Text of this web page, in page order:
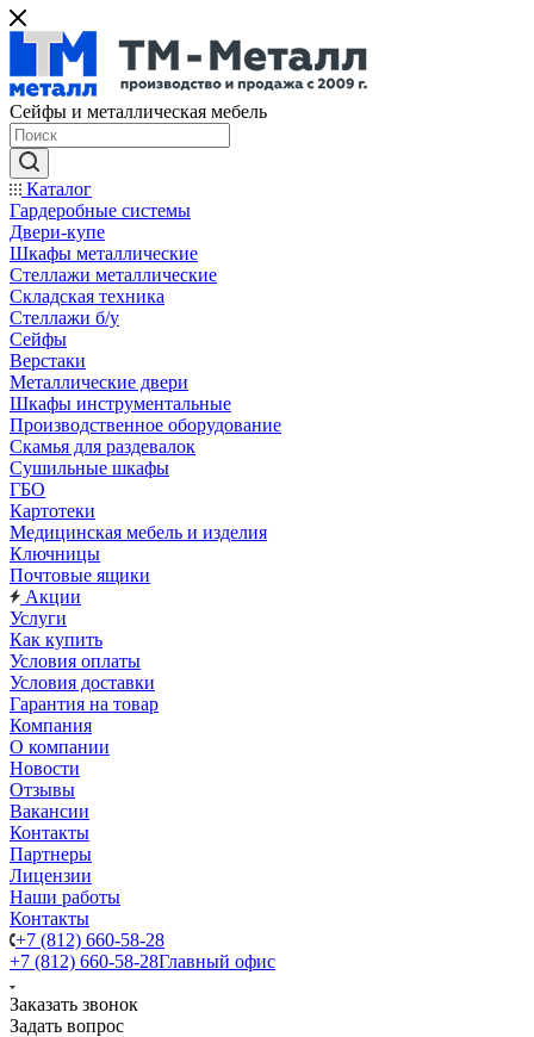
Сейфы и металлическая мебель
Каталог
Гардеробные системы
Двери-купе
Шкафы металлические
Стеллажи металлические
Складская техника
Стеллажи б/у
Сейфы
Верстаки
Металлические двери
Шкафы инструментальные
Производственное оборудование
Скамья для раздевалок
Сушильные шкафы
ГБО
Картотеки
Медицинская мебель и изделия
Ключницы
Почтовые ящики
Акции
Услуги
Как купить
Условия оплаты
Условия доставки
Гарантия на товар
Компания
О компании
Новости
Отзывы
Вакансии
Контакты
Партнеры
Лицензии
Наши работы
Контакты
+7 (812) 660-58-28
+7 (812) 660-58-28Главный офис
Заказать звонок
Задать вопрос